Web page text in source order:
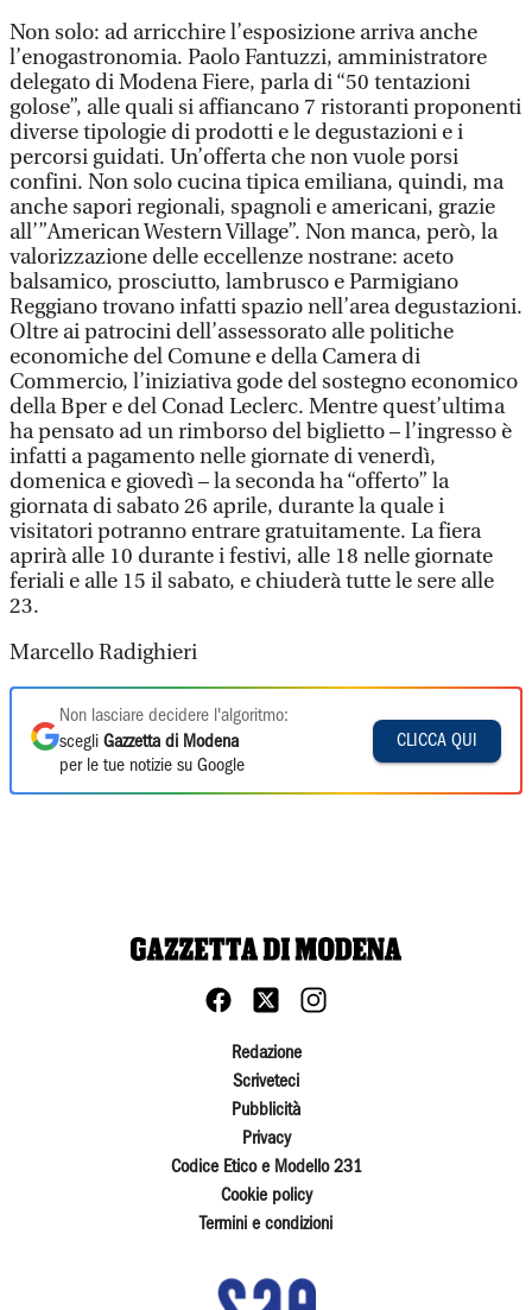
Non solo: ad arricchire l’esposizione arriva anche
l’enogastronomia. Paolo Fantuzzi, amministratore
delegato di Modena Fiere, parla di “50 tentazioni
golose”, alle quali si affiancano 7 ristoranti proponenti
diverse tipologie di prodotti e le degustazioni e i
percorsi guidati. Un’offerta che non vuole porsi
confini. Non solo cucina tipica emiliana, quindi, ma
anche sapori regionali, spagnoli e americani, grazie
all’”American Western Village”. Non manca, però, la
valorizzazione delle eccellenze nostrane: aceto
balsamico, prosciutto, lambrusco e Parmigiano
Reggiano trovano infatti spazio nell’area degustazioni.
Oltre ai patrocini dell’assessorato alle politiche
economiche del Comune e della Camera di
Commercio, l’iniziativa gode del sostegno economico
della Bper e del Conad Leclerc. Mentre quest’ultima
ha pensato ad un rimborso del biglietto – l’ingresso è
infatti a pagamento nelle giornate di venerdì,
domenica e giovedì – la seconda ha “offerto” la
giornata di sabato 26 aprile, durante la quale i
visitatori potranno entrare gratuitamente. La fiera
aprirà alle 10 durante i festivi, alle 18 nelle giornate
feriali e alle 15 il sabato, e chiuderà tutte le sere alle
23.
Marcello Radighieri
Non lasciare decidere l'algoritmo:
scegli Gazzetta di Modena
per le tue notizie su Google
CLICCA QUI
Redazione
Scriveteci
Pubblicità
Privacy
Codice Etico e Modello 231
Cookie policy
Termini e condizioni